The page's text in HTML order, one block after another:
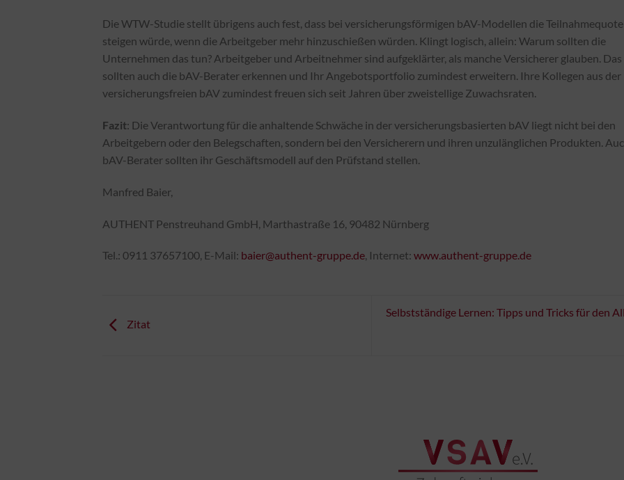
Die WTW-Studie stellt übrigens auch fest, dass bei versicherungsförmigen bAV-Modellen die Teilnahmequote
steigen würde, wenn die Arbeitgeber mehr hinzuschießen würden. Klingt logisch, allein: Warum sollten die
Unternehmen das tun? Arbeitgeber und Arbeitnehmer sind aufgeklärter, als manche Versicherer glauben. Das
sollten auch die bAV-Berater erkennen und Ihr Angebotsportfolio zumindest erweitern. Ihre Kollegen aus der
versicherungsfreien bAV zumindest freuen sich seit Jahren über zweistellige Zuwachsraten.
Fazit: Die Verantwortung für die anhaltende Schwäche in der versicherungsbasierten bAV liegt nicht bei den
Arbeitgebern oder den Belegschaften, sondern bei den Versicherern und ihren unzulänglichen Produkten.
bAV-Berater sollten ihr Geschäftsmodell auf den Prüfstand stellen.
Manfred Baier,
AUTHENT Penstreuhand GmbH, Marthastraße 16, 90482 Nürnberg
Tel.: 0911 37657100, E-Mail: baier@authent-gruppe.de, Internet: www.authent-gruppe.de
Zitat
Selbstständige Lernen: Tipps und Tricks für den